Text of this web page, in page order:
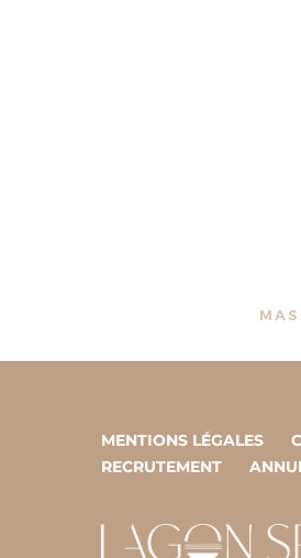
MENTIONS LÉGALES
RECRUTEMENT